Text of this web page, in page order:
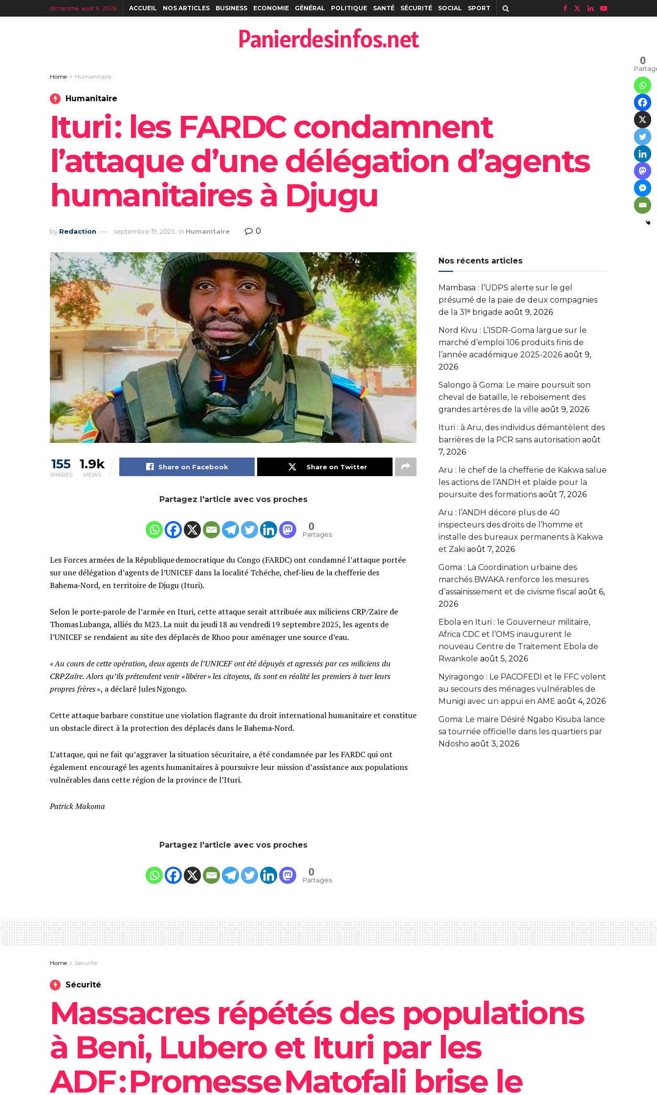
dimanche, août 9, 2026 ACCUEIL NOS ARTICLES BUSINESS ECONOMIE GÉNÉRAL POLITIQUE SANTÉ SÉCURITÉ SOCIAL SPORT
Panierdesinfos.net
Home Humanitaire
Humanitaire
Ituri : les FARDC condamnent
l’attaque d’une délégation d’agents
humanitaires à Djugu
by Redaction septembre 19, 2025 in Humanitaire 0
155
SHARES
1.9k
VIEWS
Share on Facebook Share on Twitter
Partagez l'article avec vos proches
0
Partages
Les Forces armées de la République democratique du Congo (FARDC) ont condamné l’attaque portée
sur une délégation d’agents de l’UNICEF dans la localité Tchéche, chef‑lieu de la chefferie des
Bahema‑Nord, en territoire de Djugu (Ituri).
Selon le porte‑parole de l’armée en Ituri, cette attaque serait attribuée aux miliciens CRP/Zaïre de
Thomas Lubanga, alliés du M23. La nuit du jeudi 18 au vendredi 19 septembre 2025, les agents de
l’UNICEF se rendaient au site des déplacés de Rhoo pour aménager une source d’eau.
«Au cours de cette opération, deux agents de l’UNICEF ont été dépuyés et agressés par ces miliciens du
CRP Zaïre. Alors qu’ils prétendent venir « libérer » les citoyens, ils sont en réalité les premiers à tuer leurs
propres frères», a déclaré Jules Ngongo.
Cette attaque barbare constitue une violation flagrante du droit international humanitaire et constitue
un obstacle direct à la protection des déplacés dans le Bahema‑Nord.
L’attaque, qui ne fait qu’aggraver la situation sécuritaire, a été condamnée par les FARDC qui ont
également encouragé les agents humanitaires à poursuivre leur mission d’assistance aux populations
vulnérables dans cette région de la province de l’Ituri.
Patrick Makoma
Partagez l'article avec vos proches
0
Partages
0
Nos récents articles
Mambasa : l’UDPS alerte sur le gel
présumé de la paie de deux compagnies
de la 31ᵉ brigade août 9, 2026
Nord Kivu : L’ISDR-Goma largue sur le
marché d’emploi 106 produits finis de
l’année académique 2025-2026 août 9,
2026
Salongo à Goma: Le maire poursuit son
cheval de bataille, le reboisement des
grandes artères de la ville août 9, 2026
Ituri : à Aru, des individus démantèlent des
barrières de la PCR sans autorisation août
7, 2026
Aru : le chef de la chefferie de Kakwa salue
les actions de l’ANDH et plaide pour la
poursuite des formations août 7, 2026
Aru : l’ANDH décore plus de 40
inspecteurs des droits de l’homme et
installe des bureaux permanents à Kakwa
et Zaki août 7, 2026
Goma : La Coordination urbaine des
marchés BWAKA renforce les mesures
d’assainissement et de civisme fiscal août 6,
2026
Ebola en Ituri : le Gouverneur militaire,
Africa CDC et l’OMS inaugurent le
nouveau Centre de Traitement Ebola de
Rwankole août 5, 2026
‎Nyiragongo : Le PACOFEDI et le FFC volent
au secours des ménages vulnérables de
Munigi avec un appui en AME‎‎ août 4, 2026
Goma: Le maire Désiré Ngabo Kisuba lance
sa tournée officielle dans les quartiers par
Ndosho août 3, 2026
Home Sécurité
Sécurité
Massacres répétés des populations
à Beni, Lubero et Ituri par les
ADF : Promesse Matofali brise le